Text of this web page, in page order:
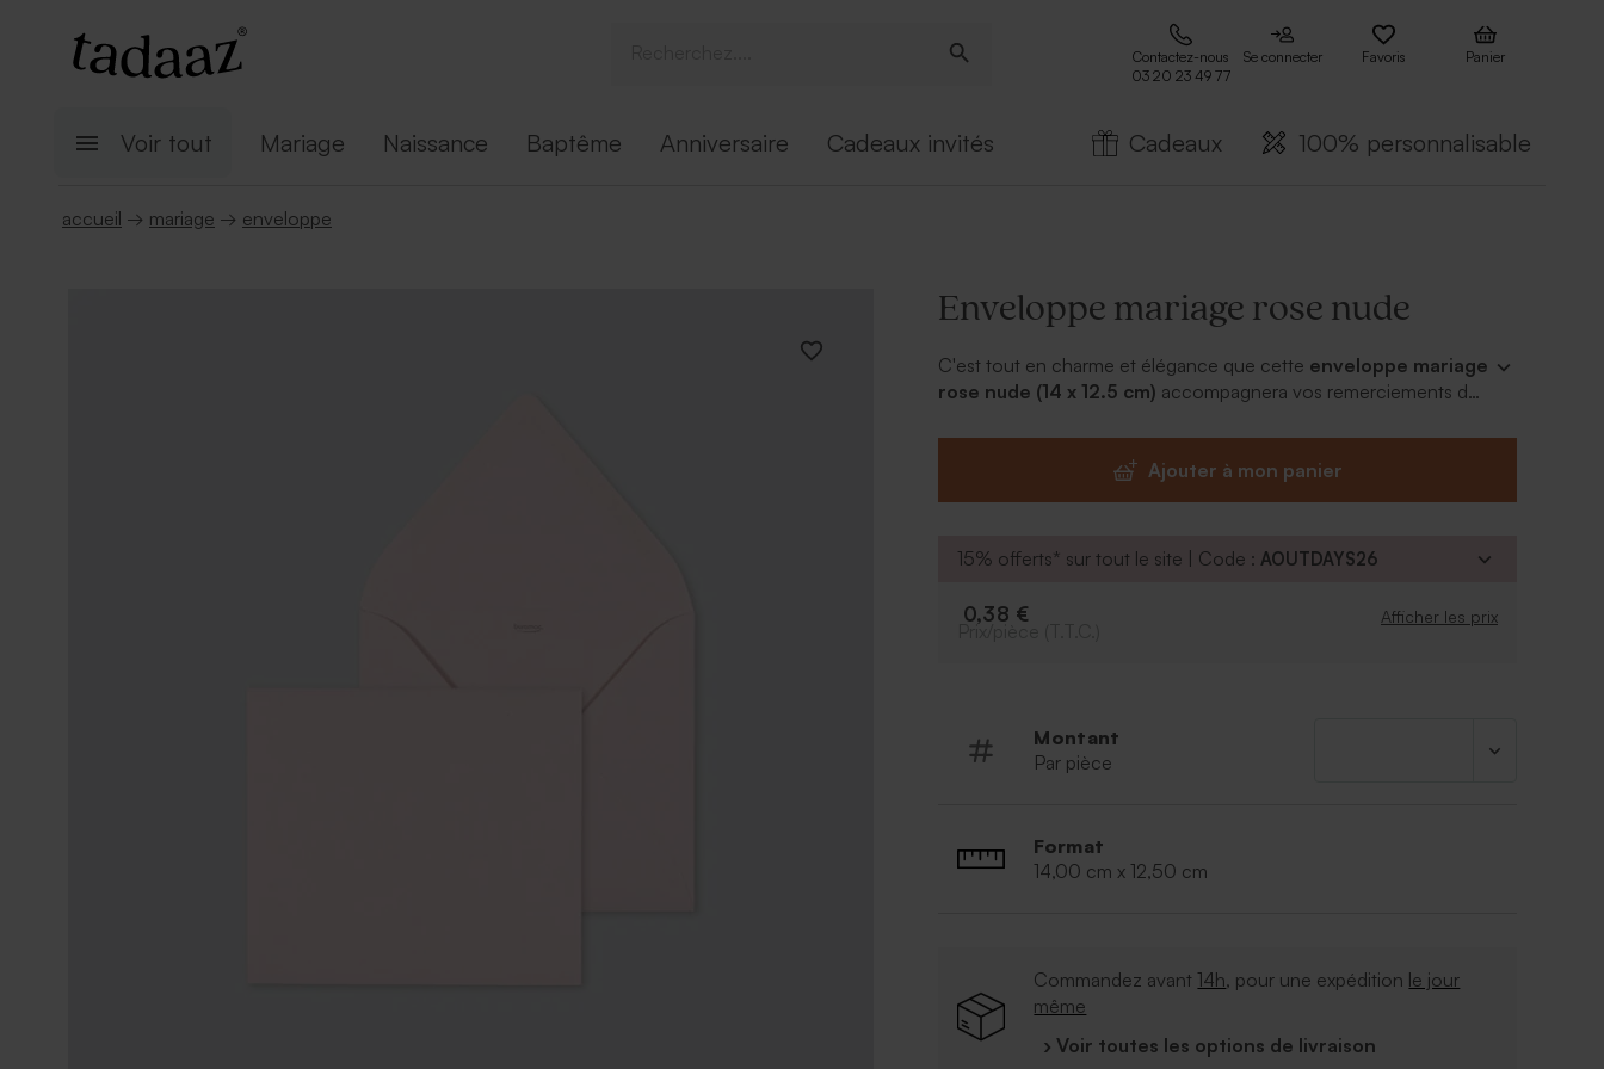
Contactez-nous
03 20 23 49 77
Se connecter Favoris Panier
Voir tout Mariage Naissance Baptême Anniversaire Cadeaux invités Cadeaux 100% personnalisable
accueil → mariage → enveloppe
Enveloppe mariage rose nude
C'est tout en charme et élégance que cette enveloppe mariage
rose nude (14 x 12.5 cm) accompagnera vos remerciements de
Ajouter à mon panier
15% offerts* sur tout le site | Code :AOUTDAYS26
0,38 € Afficher les prix
Montant
Par pièce
Format
14,00 cm x 12,50 cm
Commandez avant 14h, pour une expédition le jour
même
› Voir toutes les options de livraison